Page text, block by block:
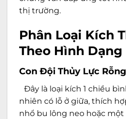
thị trường.
Phân Loại Kích
Theo Hình Dạng
Con Đội Thủy Lực
Đây là loại kích 1 chiều
nhiên có lỗ ở giữa, thích
nhổ bu lông neo hoặc